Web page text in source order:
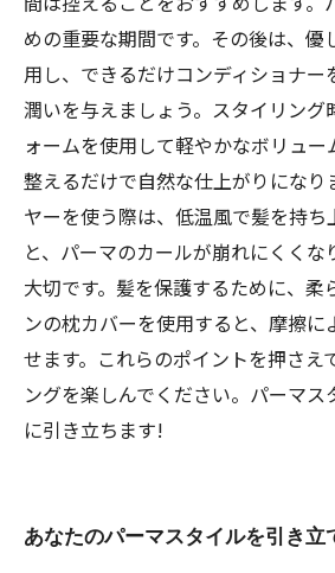
めの重要な期間です。その後は、優
用し、できるだけコンディショナー
潤いを与えましょう。スタイリング
ォームを使用して軽やかなボリュ
整えるだけで自然な仕上がりになり
ヤーを使う際は、低温風で髪を持
と、パーマのカールが崩れにくくな
大切です。髪を保護するために、柔
ンの枕カバーを使用すると、摩擦に
せます。これらのポイントを押さえ
ングを楽しんでください。パーマス
に引き立ちます!
あなたのパーマスタイルを引き立